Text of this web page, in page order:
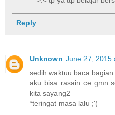
Reply
Unknown June 27, 2015
sedih waktuu baca
aku bisa rasain ce gmn
kita sayang2
*teringat masa lalu ;'(